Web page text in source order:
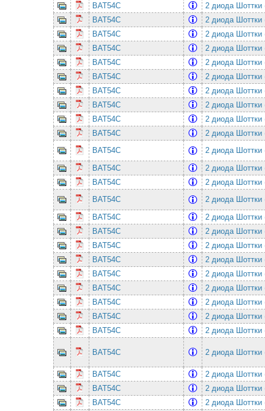
BAT54C
2 диода
BAT54C
2 диода
BAT54C
2 диода
BAT54C
2 диода
BAT54C
2 диода
BAT54C
2 диода
BAT54C
2 диода
BAT54C
2 диода
BAT54C
2 диода
BAT54C
2 диода
BAT54C
2 диода
BAT54C
2 диода
BAT54C
2 диода
BAT54C
2 диода
BAT54C
2 диода
BAT54C
2 диода
BAT54C
2 диода
BAT54C
2 диода
BAT54C
2 диода
BAT54C
2 диода
BAT54C
2 диода
BAT54C
2 диода
BAT54C
2 диода
BAT54C 2 диода
BAT54C
2 диода
BAT54C
2 диода
BAT54C
2 диода